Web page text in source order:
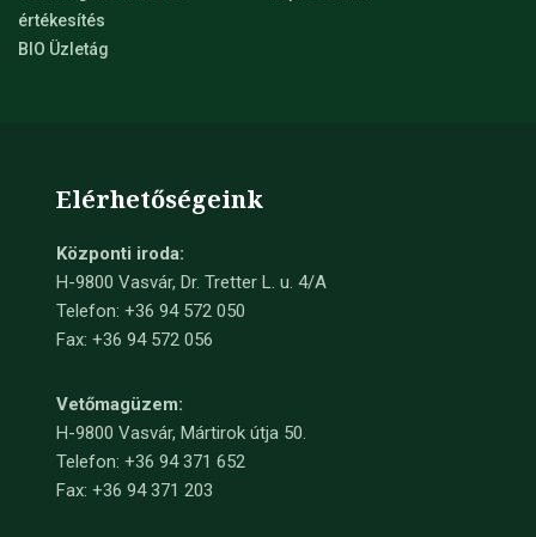
értékesítés
BIO Üzletág
Elérhetőségeink
Központi iroda:
H-9800 Vasvár, Dr. Tretter L. u. 4/A
Telefon: +36 94 572 050
Fax: +36 94 572 056
Vetőmagüzem:
H-9800 Vasvár, Mártirok útja 50.
Telefon: +36 94 371 652
Fax: +36 94 371 203